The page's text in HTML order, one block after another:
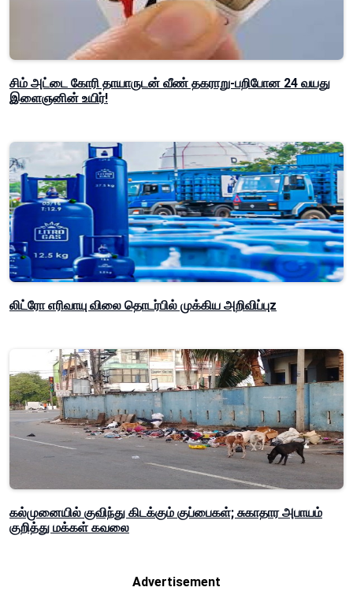
சிம் அட்டை கோரி தாயாருடன் வீண் தகராறு-பறிபோன 24 வயது
இளைஞனின் உயிர்!
லிட்ரோ எரிவாயு விலை தொடர்பில் முக்கிய அறிவிப்புz
கல்முனையில் குவிந்து கிடக்கும் குப்பைகள்; சுகாதார அபாயம்
குறித்து மக்கள் கவலை
Advertisement